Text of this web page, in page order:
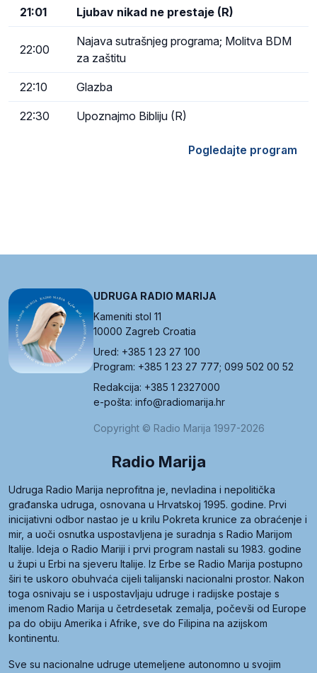
21:01 Ljubav nikad ne prestaje (R)
22:00
Najava sutrašnjeg programa; Molitva BDM
za zaštitu
22:10 Glazba
22:30 Upoznajmo Bibliju (R)
Pogledajte program
UDRUGA RADIO MARIJA
Kameniti stol 11
10000 Zagreb Croatia
Ured: +385 1 23 27 100
Program: +385 1 23 27 777; 099 502 00 52
Redakcija: +385 1 2327000
e-pošta: info@radiomarija.hr
Copyright © Radio Marija 1997-2026
Radio Marija
Udruga Radio Marija neprofitna je, nevladina i nepolitička
građanska udruga, osnovana u Hrvatskoj 1995. godine. Prvi
inicijativni odbor nastao je u krilu Pokreta krunice za obraćenje i
mir, a uoči osnutka uspostavljena je suradnja s Radio Marijom
Italije. Ideja o Radio Mariji i prvi program nastali su 1983. godine
u župi u Erbi na sjeveru Italije. Iz Erbe se Radio Marija postupno
širi te uskoro obuhvaća cijeli talijanski nacionalni prostor. Nakon
toga osnivaju se i uspostavljaju udruge i radijske postaje s
imenom Radio Marija u četrdesetak zemalja, počevši od Europe
pa do obiju Amerika i Afrike, sve do Filipina na azijskom
kontinentu.
Sve su nacionalne udruge utemeljene autonomno u svojim